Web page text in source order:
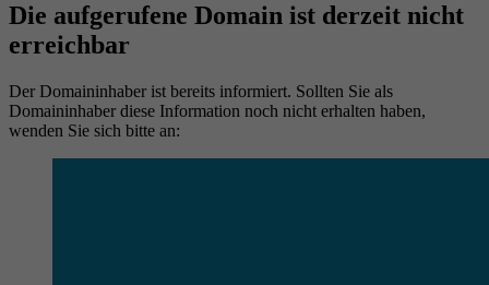
Die aufgerufene Domain ist derzeit nicht
erreichbar
Der Domaininhaber ist bereits informiert. Sollten Sie als
Domaininhaber diese Information noch nicht erhalten haben,
wenden Sie sich bitte an: